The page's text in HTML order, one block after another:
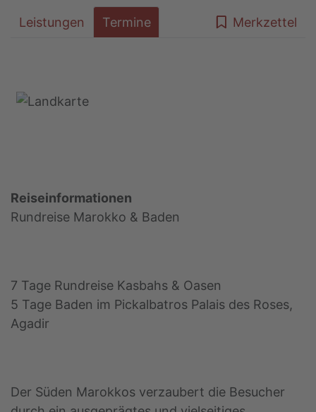
Leistungen Termine Merkzettel
Reiseinformationen
Rundreise Marokko & Baden
7 Tage Rundreise Kasbahs & Oasen
5 Tage Baden im Pickalbatros Palais des Roses,
Agadir
Der Süden Marokkos verzaubert die Besucher